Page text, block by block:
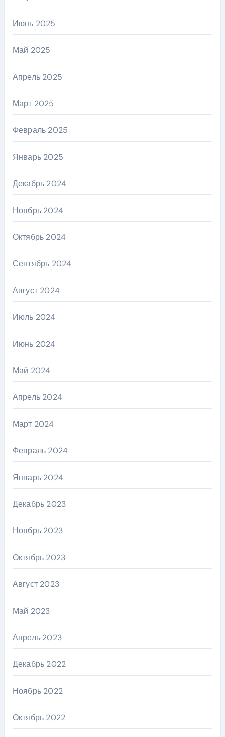
Июнь 2025
Май 2025
Апрель 2025
Март 2025
Февраль 2025
Январь 2025
Декабрь 2024
Ноябрь 2024
Октябрь 2024
Сентябрь 2024
Август 2024
Июль 2024
Июнь 2024
Май 2024
Апрель 2024
Март 2024
Февраль 2024
Январь 2024
Декабрь 2023
Ноябрь 2023
Октябрь 2023
Август 2023
Май 2023
Апрель 2023
Декабрь 2022
Ноябрь 2022
Октябрь 2022